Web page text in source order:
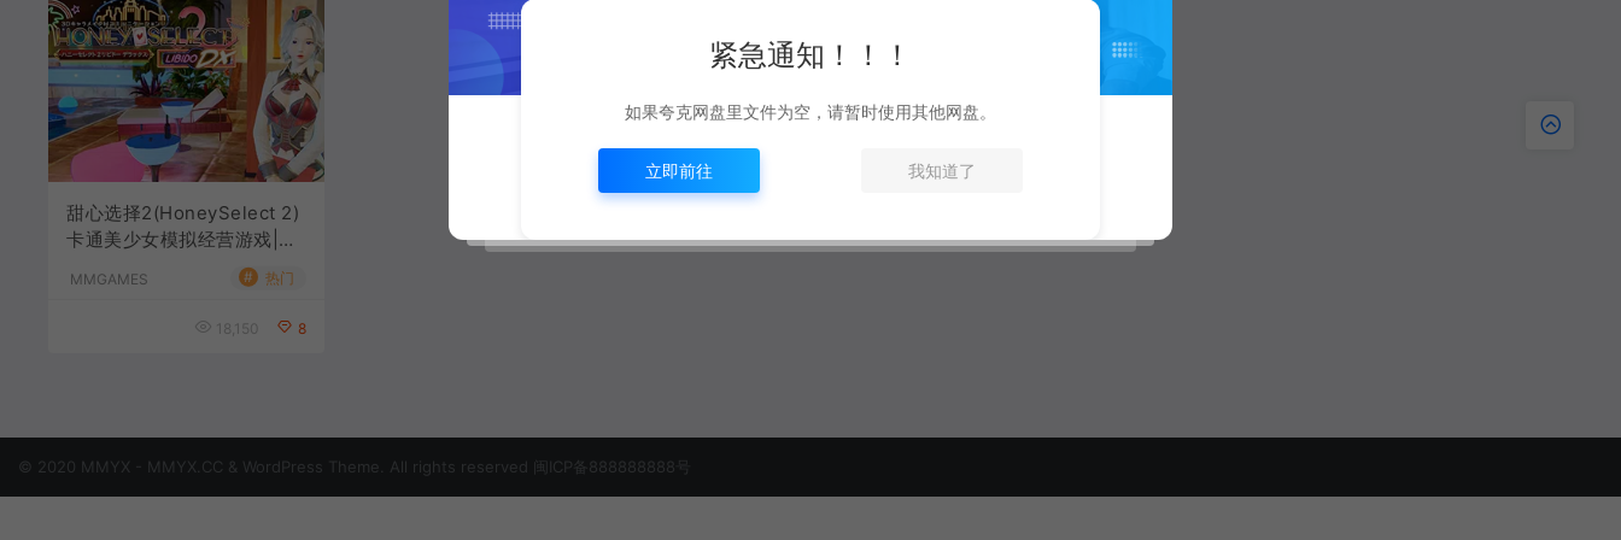
甜心选择2(HoneySelect 2)
卡通美少女模拟经营游戏|下
MMGAMES # 热门
18,150 8
© 2020 MMYX - MMYX.CC & WordPress Theme. All rights reserved 闽ICP备888888888号
紧急通知！！！
如果夸克网盘里文件为空，请暂时使用其他网盘。
立即前往 我知道了